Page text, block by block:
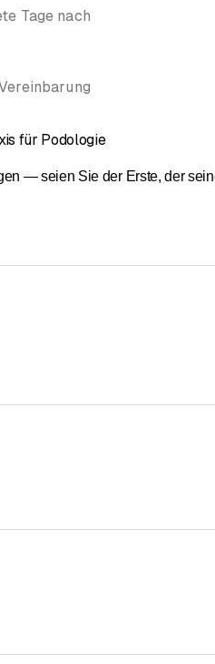
Tage nach
für Podologie
— seien Sie der Erste, der